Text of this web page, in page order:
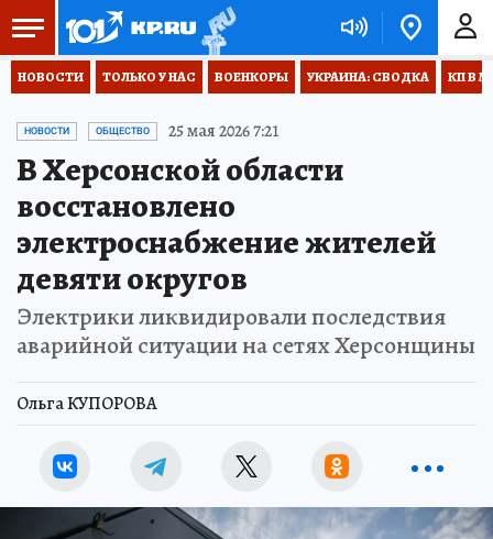
НОВОСТИ ТОЛЬКО У НАС ВОЕНКОРЫ УКРАИНА: СВОДКА КП В
НОВОСТИ ОБЩЕСТВО 25 мая 2026 7:21
В Херсонской области
восстановлено
электроснабжение жителей
девяти округов
Электрики ликвидировали последствия
аварийной ситуации на сетях Херсонщины
Ольга КУПОРОВА